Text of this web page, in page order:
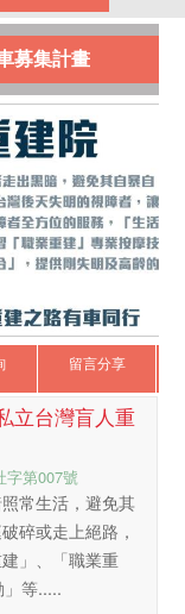
募集計畫
留言分享
立台灣盲人重
字第007號
常生活，避免其
碎或走上絕路，
」、「職業重
等.....